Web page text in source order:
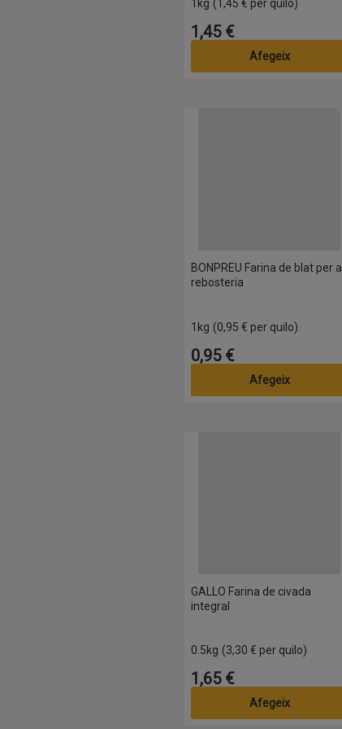
1kg (1,45 € per quilo)
Preu
1,45 €
Afegeix
BONPREU Farina de blat per a
rebosteria
1kg (0,95 € per quilo)
Preu
0,95 €
Afegeix
GALLO Farina de civada
integral
0.5kg (3,30 € per quilo)
Preu
1,65 €
Afegeix